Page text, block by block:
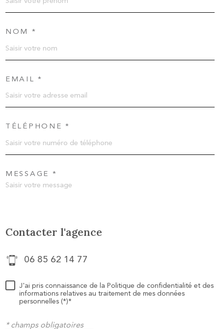
NOM *
EMAIL *
TÉLÉPHONE *
MESSAGE *
Contacter l'agence
06 85 62 14 77
J'ai pris connaissance de la Politique de confidentialité et des
informations relatives au traitement de mes données
personnelles (*)*
* champs obligatoires